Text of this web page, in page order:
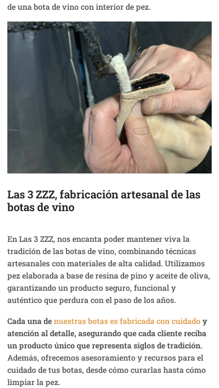
de una bota de vino con interior de pez.
Las 3 ZZZ, fabricación artesanal de las
botas de vino
En Las 3 ZZZ, nos encanta poder mantener viva la
tradición de las botas de vino, combinando técnicas
artesanales con materiales de alta calidad. Utilizamos
pez elaborada a base de resina de pino y aceite de oliva,
garantizando un producto seguro, funcional y
auténtico que perdura con el paso de los años.
Cada una denuestras botas es fabricada con cuidadoy
atención al detalle, asegurando que cada cliente reciba
un producto único que representa siglos de tradición.
Además, ofrecemos asesoramiento y recursos para el
cuidado de tus botas, desde cómo curarlas hasta cómo
limpiar la pez.